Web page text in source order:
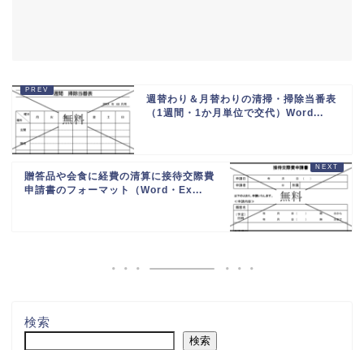
週替わり＆月替わりの清掃・掃除当番表
（1週間・1か月単位で交代）Word...
贈答品や会食に経費の清算に接待交際費
申請書のフォーマット（Word・Ex...
検索
検索